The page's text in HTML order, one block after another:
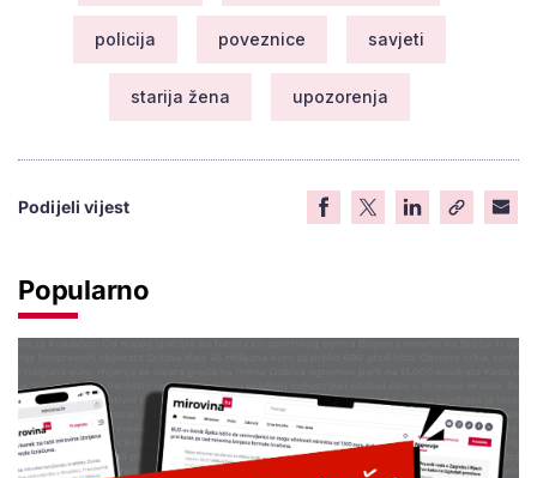
policija poveznice savjeti
starija žena upozorenja
Podijeli vijest
Popularno